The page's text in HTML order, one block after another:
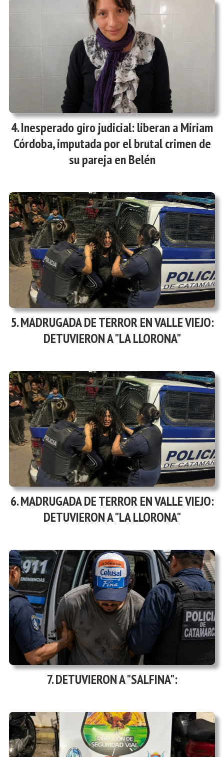
Inesperado giro judicial: liberan a Miriam
Córdoba, imputada por el brutal crimen de
su pareja en Belén
MADRUGADA DE TERROR EN VALLE VIEJO:
DETUVIERON A "LA LLORONA"
MADRUGADA DE TERROR EN VALLE VIEJO:
DETUVIERON A "LA LLORONA"
DETUVIERON A "SALFINA":